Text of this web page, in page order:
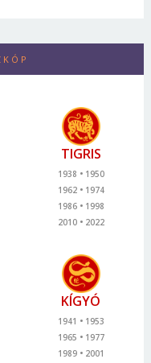
TIGRIS
1938
1950
1962
1974
1986
1998
2010
2022
KÍGYÓ
1941
1953
1965
1977
1989
2001